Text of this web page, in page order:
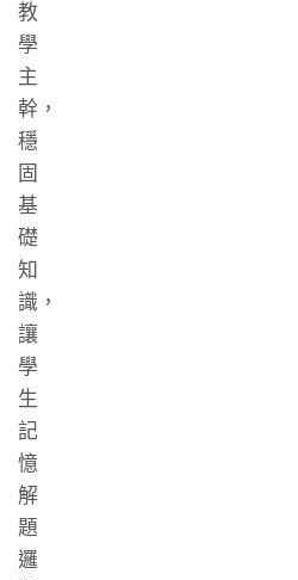
教
學
主
幹，
穩
固
基
礎
知
識，
讓
學
生
記
憶
解
題
邏